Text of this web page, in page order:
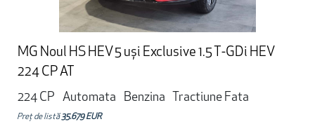
MG Noul HS HEV 5 uși Exclusive 1.5 T-GDi HEV
224 CP AT
224 CP
Automata Benzina Tractiune Fata
Preț de listă 35.679 EUR